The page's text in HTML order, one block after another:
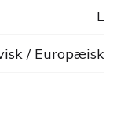
L
/ Europæisk